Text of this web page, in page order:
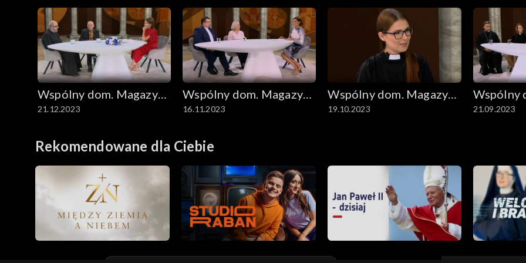
Wspólny dom. Magazyn
ekumeniczny
21.12.2023
Wspólny dom. Magazyn
ekumeniczny
16.11.2023
Wspólny dom. Magazyn
ekumeniczny
19.10.2023
Wspólny
21.09.2023
Rekomendowane dla Ciebie